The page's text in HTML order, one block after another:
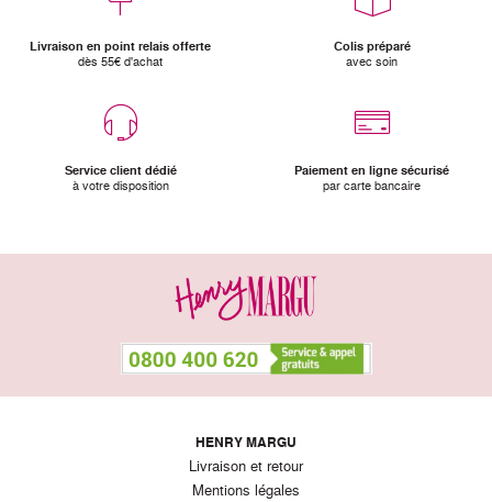
Livraison en point relais offerte
dès 55€ d'achat
Colis préparé
avec soin
Service client dédié
à votre disposition
Paiement en ligne sécurisé
par carte bancaire
HENRY MARGU
Livraison et retour
Mentions légales